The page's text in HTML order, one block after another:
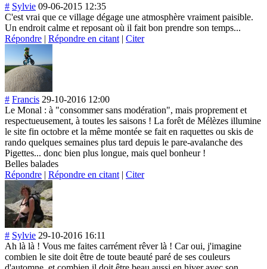
# Sylvie 09-06-2015 12:35
C'est vrai que ce village dégage une atmosphère vraiment paisible.
Un endroit calme et reposant où il fait bon prendre son temps...
Répondre | Répondre en citant | Citer
# Francis 29-10-2016 12:00
Le Monal : à "consommer sans modération", mais proprement et
respectueusement, à toutes les saisons ! La forêt de Mélèzes illumine
le site fin octobre et la même montée se fait en raquettes ou skis de
rando quelques semaines plus tard depuis le pare-avalanche des
Pigettes... donc bien plus longue, mais quel bonheur !
Belles balades
Répondre | Répondre en citant | Citer
# Sylvie 29-10-2016 16:11
Ah là là ! Vous me faites carrément rêver là ! Car oui, j'imagine
combien le site doit être de toute beauté paré de ses couleurs